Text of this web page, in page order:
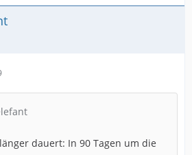
dauert: In 90 Tagen um die